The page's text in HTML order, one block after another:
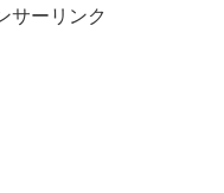
サーリンク